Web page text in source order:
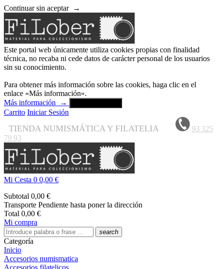
Continuar sin aceptar →
Este portal web únicamente utiliza cookies propias con finalidad
técnica, no recaba ni cede datos de carácter personal de los usuarios
sin su conocimiento.
Para obtener más información sobre las cookies, haga clic en el
enlace «Más información».
Más información
→
Carrito Iniciar Sesión
TIENDA NUMISMÁTICA Y FILATELIA
93 325
79 93
Mi Cesta 0 0,00 €
Subtotal 0,00 €
Transporte Pendiente hasta poner la dirección
Total 0,00 €
Mi compra
search
Categoría
Inicio
Accesorios numismatica
Accesorios filatelicos